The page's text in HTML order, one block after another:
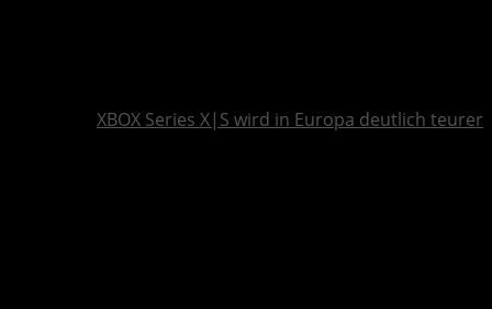
XBOX Series X|S wird in Europa deutlich teurer